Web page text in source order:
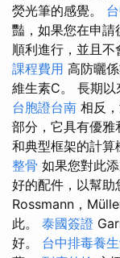
熒光筆的感覺。
豔，如果您在申請
順利進行，並且不
課程費用 高防曬
維生素C。 長期以
台胞證台南 相反
部分，它具有優雅
和典型框架的計算
整骨 如果您對此
好的配件，以幫助
Rossmann，
此。 泰國簽證
好。 台中排毒養